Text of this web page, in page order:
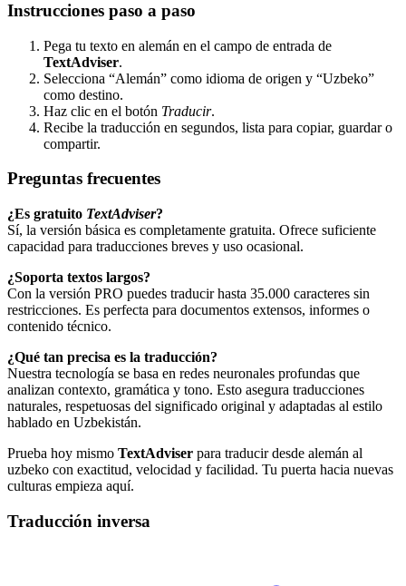
Instrucciones paso a paso
Pega tu texto en alemán en el campo de entrada de
TextAdviser.
Selecciona “Alemán” como idioma de origen y “Uzbeko”
como destino.
Haz clic en el botón Traducir.
Recibe la traducción en segundos, lista para copiar, guardar o
compartir.
Preguntas frecuentes
¿Es gratuito TextAdviser?
Sí, la versión básica es completamente gratuita. Ofrece suficiente
capacidad para traducciones breves y uso ocasional.
¿Soporta textos largos?
Con la versión PRO puedes traducir hasta 35.000 caracteres sin
restricciones. Es perfecta para documentos extensos, informes o
contenido técnico.
¿Qué tan precisa es la traducción?
Nuestra tecnología se basa en redes neuronales profundas que
analizan contexto, gramática y tono. Esto asegura traducciones
naturales, respetuosas del significado original y adaptadas al estilo
hablado en Uzbekistán.
Prueba hoy mismo TextAdviser para traducir desde alemán al
uzbeko con exactitud, velocidad y facilidad. Tu puerta hacia nuevas
culturas empieza aquí.
Traducción inversa